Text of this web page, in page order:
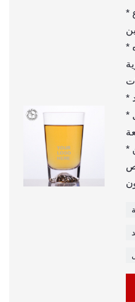
* الكوب الزجاجي بقاعدة جبلية مصنوع
* كوب التبريد الزجاجي هذا رائع للمياه
* الكوب الزجاجي مصنوع من قبل
* شعار، اللون، المادة وحزمة يمكن